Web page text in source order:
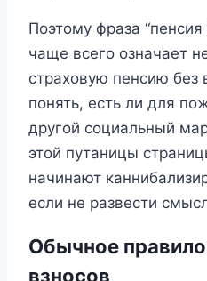
Поэтому фраза
чаще всего означает
страховую пенсию без
понять, есть ли для
другой социальный
этой путаницы
начинают
если не развести
Обычное
взносов